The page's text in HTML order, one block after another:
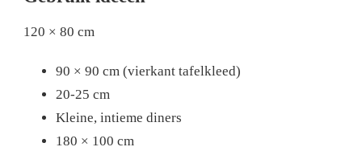
120 × 80 cm
90 × 90 cm (vierkant tafelkleed)
20-25 cm
Kleine, intieme diners
180 × 100 cm